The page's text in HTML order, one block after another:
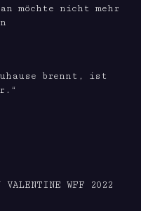
möchte nicht mehr
brennt, ist
VALENTINE WFF 2022